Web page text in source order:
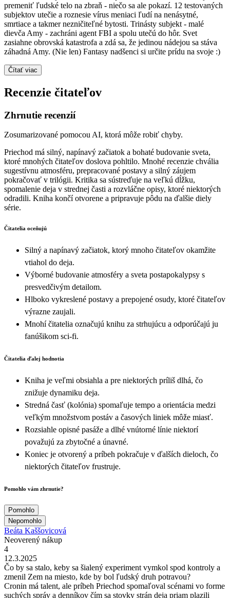
premeniť ľudské telo na zbraň - niečo sa ale pokazí. 12 testovaných
subjektov utečie a roznesie vírus meniaci ľudí na nenásytné,
smrtiace a takmer nezničiteľné bytosti. Trinásty subjekt - malé
dievča Amy - zachráni agent FBI a spolu utečú do hôr. Svet
zasiahne obrovská katastrofa a zdá sa, že jedinou nádejou sa stáva
záhadná Amy. (Nie len) Fantasy nadšenci si určite prídu na svoje :)
Čítať viac
Recenzie čitateľov
Zhrnutie recenzií
Zosumarizované pomocou AI, ktorá môže robiť chyby.
Priechod má silný, napínavý začiatok a bohaté budovanie sveta,
ktoré mnohých čitateľov doslova pohltilo. Mnohé recenzie chvália
sugestívnu atmosféru, prepracované postavy a silný záujem
pokračovať v trilógii. Kritika sa sústreďuje na veľkú dĺžku,
spomalenie deja v strednej časti a rozvláčne opisy, ktoré niektorých
odradili. Kniha končí otvorene a pripravuje pôdu na ďalšie diely
série.
Čitatelia oceňujú
Silný a napínavý začiatok, ktorý mnoho čitateľov okamžite
vtiahol do deja.
Výborné budovanie atmosféry a sveta postapokalypsy s
presvedčivým detailom.
Hlboko vykreslené postavy a prepojené osudy, ktoré čitateľov
výrazne zaujali.
Mnohí čitatelia označujú knihu za strhujúcu a odporúčajú ju
fanúšikom sci-fi.
Čitatelia ďalej hodnotia
Kniha je veľmi obsiahla a pre niektorých príliš dlhá, čo
znižuje dynamiku deja.
Stredná časť (kolónia) spomaľuje tempo a orientácia medzi
veľkým množstvom postáv a časových liniek môže miasť.
Rozsiahle opisné pasáže a dlhé vnútorné línie niektorí
považujú za zbytočné a únavné.
Koniec je otvorený a príbeh pokračuje v ďalších dieloch, čo
niektorých čitateľov frustruje.
Pomohlo vám zhrnutie?
Pomohlo
Nepomohlo
Beáta Kaššovicová
Neoverený nákup
4
12.3.2025
Čo by sa stalo, keby sa šialený experiment vymkol spod kontroly a
zmenil Zem na miesto, kde by bol ľudský druh potravou?
Cronin má talent, ale príbeh Priechod spomaľoval scénami vo forme
suchých správ a denníkov čím sa stovky strán deja priam plazili